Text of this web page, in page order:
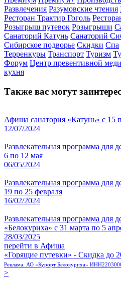
Развлечения Разумовские чтения
Ресторан Трактир Гоголь
Розыгрыш путевок Розыгрыши
Санаторий Катунь Санаторий
Сибирское подворье Скидки Спа
Терренкуры Транспорт Туризм
Форум Центр превентивной
кухня
Также вас могут
Афиша санатория «Катунь» с 15
12/07/2024
Развлекательная программа для
6 по 12 мая
06/05/2024
Развлекательная программа для
19 по 25 февраля
16/02/2024
Развлекательная программа для
«Белокуриха» с 31 марта по 5
28/03/2025
перейти в Афиша
«Горящие путевки» - Скидка до
Реклама. АО «Курорт Белокуриха»
>